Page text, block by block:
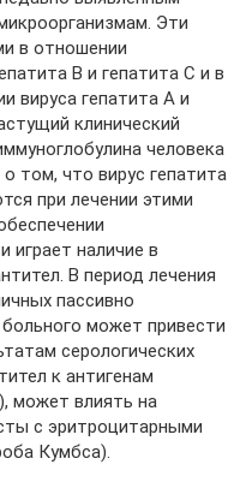
Эти
в отношении
В и гепатита С и в
вируса гепатита А и
клинический
человека
том, что вирус гепатита
при лечении этими
играет наличие в
В период лечения
пассивно
может привести
серологических
к антигенам
может влиять на
с эритроцитарными
Кумбса).